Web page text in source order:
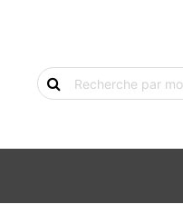
Recherche
de